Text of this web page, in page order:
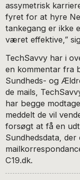
assymetrisk
fyret for at hyre
tankegang er ikke
været effektive,”
TechSavvy har i
en kommentar fra
Sundheds- og
de mails,
har begge
meddelt de vil
forsøgt at få en
Sundhedsdata,
C19.dk.